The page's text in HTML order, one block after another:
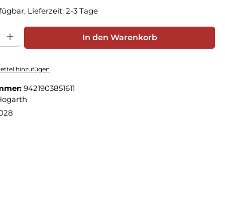
Lieferzeit: 2-3 Tage
Gib den gewünschten Wert ein oder benutze die
In den Warenkorb
hinzufügen
9421903851611